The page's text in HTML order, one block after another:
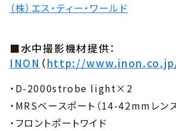
（株）エス・ティー・ワールド
■水中撮影機材提供：
INON （http://
・D-2000strobe light×2
・MRSベースポート（14-42mmレン
・フロントポートワイド